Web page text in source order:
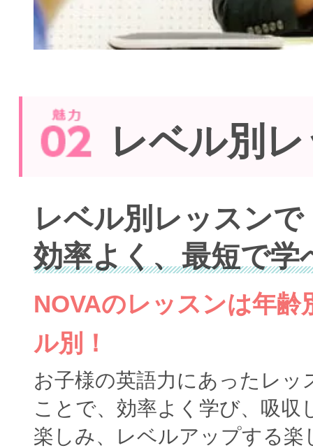
レベル別
レベル別レッスンで
効率よく、最短で学
NOVAのレッスンは年齢
ル別！
お子様の英語力にあったレッ
ことで、効率よく学び、吸収
楽しみ、レベルアップする楽